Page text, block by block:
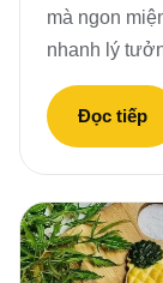
mà ngon
nhanh lý
Đọc tiếp